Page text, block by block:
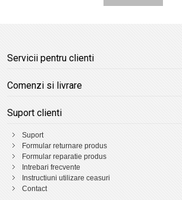
Servicii pentru clienti
Comenzi si livrare
Suport clienti
Suport
Formular returnare produs
Formular reparatie produs
Intrebari frecvente
Instructiuni utilizare ceasuri
Contact